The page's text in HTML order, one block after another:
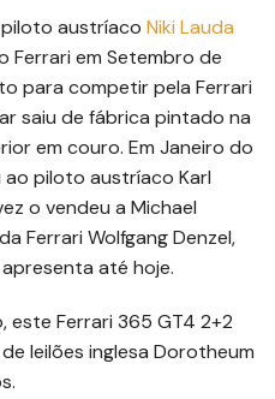
piloto austríaco Niki Lauda
Ferrari em Setembro de
para competir pela Ferrari
saiu de fábrica pintado na
em couro. Em Janeiro do
ao piloto austríaco Karl
o vendeu a Michael
Ferrari Wolfgang Denzel,
até hoje.
este Ferrari 365 GT4 2+2
leilões inglesa Dorotheum